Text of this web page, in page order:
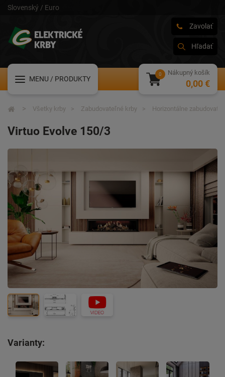
Slovenský / Euro
Zavolať
Hľadať
MENU / PRODUKTY
Nákupný košík
0,00 €
Virtuo Evolve 150/3
Varianty:
Všetky krby Zabudovateľné krby Horizontálne